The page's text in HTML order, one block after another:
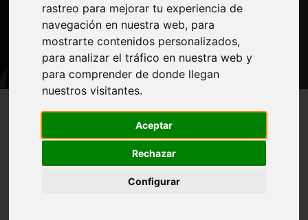
rastreo para mejorar tu experiencia de
navegación en nuestra web, para
mostrarte contenidos personalizados,
para analizar el tráfico en nuestra web y
para comprender de donde llegan
nuestros visitantes.
Aceptar
Rechazar
Configurar
Iglesia del Convento de San
Francisco de Lorca
Introducción Arquitectura